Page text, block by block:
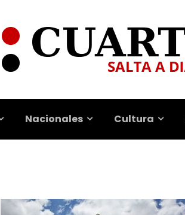
Nacionales Cultura